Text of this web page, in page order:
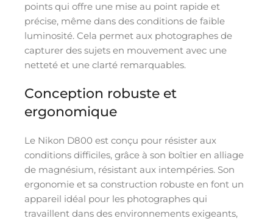
points qui offre une mise au point rapide et
précise, même dans des conditions de faible
luminosité. Cela permet aux photographes de
capturer des sujets en mouvement avec une
netteté et une clarté remarquables.
Conception robuste et
ergonomique
Le Nikon D800 est conçu pour résister aux
conditions difficiles, grâce à son boîtier en alliage
de magnésium, résistant aux intempéries. Son
ergonomie et sa construction robuste en font un
appareil idéal pour les photographes qui
travaillent dans des environnements exigeants,